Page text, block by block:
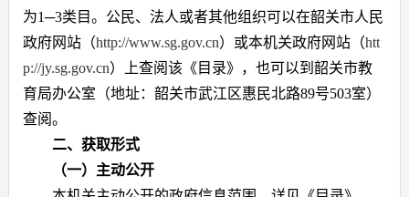
为1─3类目。公民、法人或者其他组织可以在韶关市人民
政府网站（http://www.sg.gov.cn）或本机关政府网站（htt
p://jy.sg.gov.cn）上查阅该《目录》，也可以到韶关市教
育局办公室（地址：韶关市武江区惠民北路89号503室）
查阅。
二、获取形式
（一）主动公开